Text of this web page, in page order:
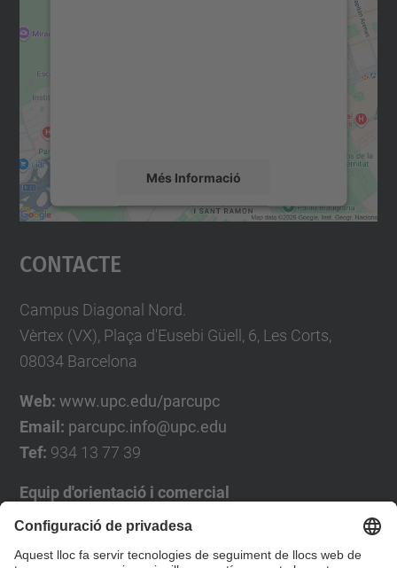
Més Informació
Accepta
powered by
Contacte
Campus Diagonal Nord.
Vèrtex (VX), Plaça d'Eusebi Güell, 6, Les Corts,
08034 Barcelona
Web: www.upc.edu/parcupc
Email: parcupc.info@upc.edu
Tef: 934 13 77 39
Equip d'orientació i comercial
José Luís Grande
Tel. 93 4137194